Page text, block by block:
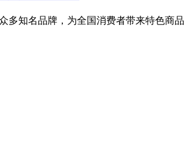
多知名品牌，为全国消费者带来特色商